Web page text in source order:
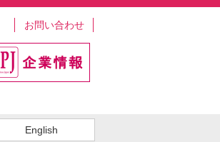
お問い合わせ
English